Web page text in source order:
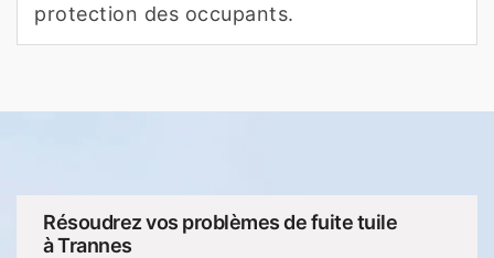
protection des occupants.
Résoudrez vos problèmes de fuite tuile
à Trannes